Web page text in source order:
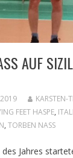
AUF
KARSTEN-
FEET HASPE,
, TORBEN NASS
Jahres